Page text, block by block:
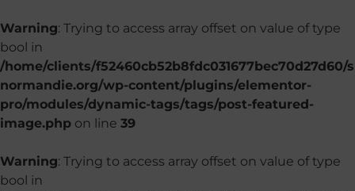
Warning: Trying to access array offset on value of type
bool in
/home/clients/f52460cb52b8fdc031677bec70d27d60/
normandie.org/wp-content/plugins/elementor-
pro/modules/dynamic-tags/tags/post-featured-
image.php on line 39
Warning: Trying to access array offset on value of type
bool in